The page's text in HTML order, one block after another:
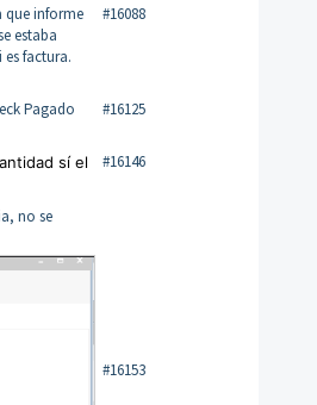
que informe
estaba
factura.
#16088
Pagado
#16125
sí el
#16146
no se
#16153